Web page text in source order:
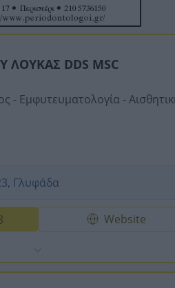
ΛΟΥΚΑΣ DDS MSC
- Εμφυτευματολογία -
Γλυφάδα
Website